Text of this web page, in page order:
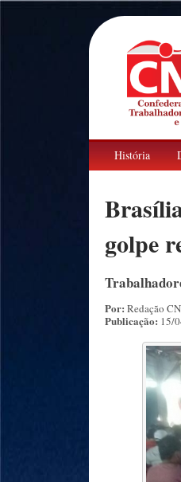
História
golpe
Por: Redação
Publicação: 15/